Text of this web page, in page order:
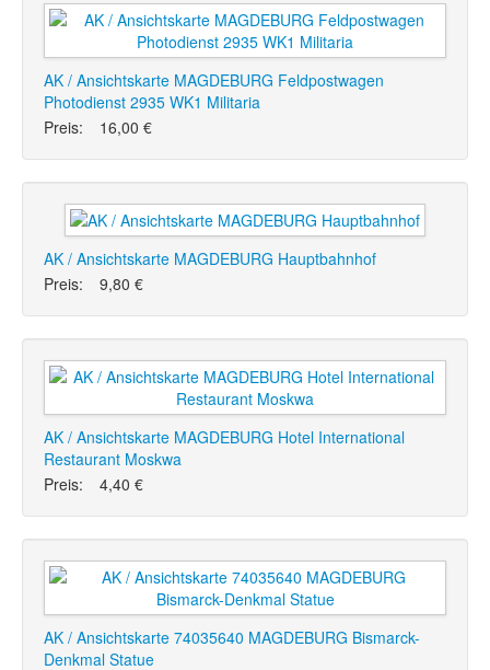
AK / Ansichtskarte MAGDEBURG Feldpostwagen
Photodienst 2935 WK1 Militaria
Preis:
16,00 €
AK / Ansichtskarte MAGDEBURG Hauptbahnhof
Preis:
9,80 €
AK / Ansichtskarte MAGDEBURG Hotel International
Restaurant Moskwa
Preis:
4,40 €
AK / Ansichtskarte 74035640 MAGDEBURG Bismarck-
Denkmal Statue